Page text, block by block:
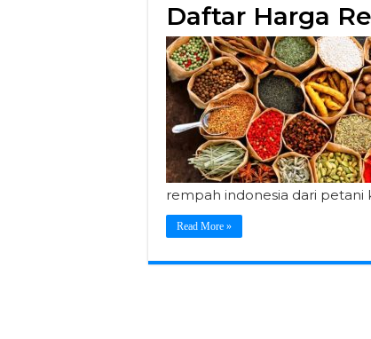
Daftar Harga
rempah indonesia dari
Read More »